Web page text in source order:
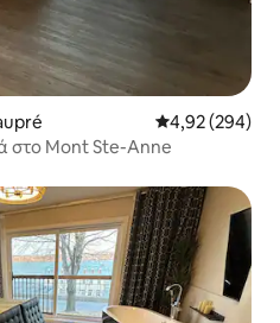
Μέση
4,92 (294)
στο Mont Ste-Anne